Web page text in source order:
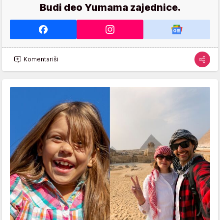
Budi deo Yumama zajednice.
Komentariši